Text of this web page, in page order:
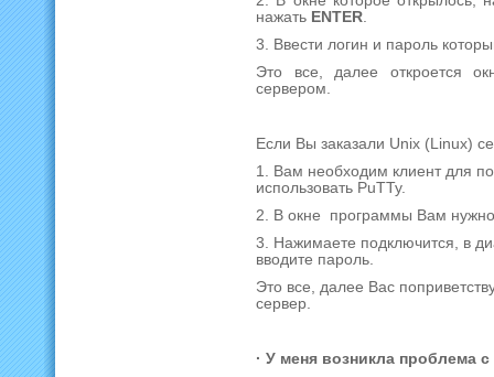
нажать ENTER.
3. Ввести логин и пароль
Это все, далее откроется
сервером.
Если Вы заказали Unix (Linux)
1. Вам необходим клиент для
использовать PuTTy.
2. В окне программы Вам нужно
3. Нажимаете подключится, в
вводите пароль.
Это все, далее Вас
сервер.
· У меня возникла проблема